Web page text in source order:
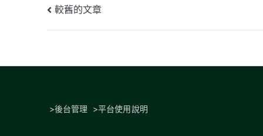
文
章
導
較舊的文章
>後台管理 >平台使用說明